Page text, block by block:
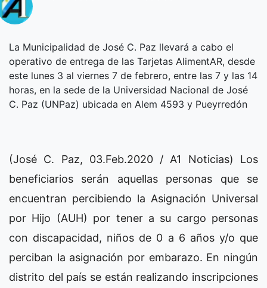
La Municipalidad de José C. Paz llevará a cabo el
operativo de entrega de las Tarjetas AlimentAR, desde
este lunes 3 al viernes 7 de febrero, entre las 7 y las 14
horas, en la sede de la Universidad Nacional de José
C. Paz (UNPaz) ubicada en Alem 4593 y Pueyrredón
(José C. Paz, 03.Feb.2020 / A1 Noticias) Los
beneficiarios serán aquellas personas que se
encuentran percibiendo la Asignación Universal
por Hijo (AUH) por tener a su cargo personas
con discapacidad, niños de 0 a 6 años y/o que
perciban la asignación por embarazo. En ningún
distrito del país se están realizando inscripciones